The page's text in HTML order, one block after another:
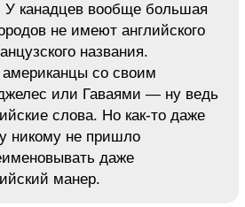
У канадцев вообще большая
не имеют английского
названия.
со своим
или Гаваями — ну ведь
слова. Но как-то даже
никому не пришло
даже
манер.